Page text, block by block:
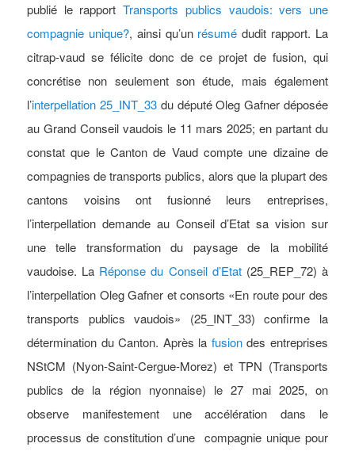
publié le rapportTransports publics vaudois: vers une
compagnie unique?, ainsi qu’un résumé dudit rapport. La
citrap-vaud se félicite donc de ce projet de fusion, qui
concrétise non seulement son étude, mais également
l’interpellation 25_INT_33du député Oleg Gafner déposée
au Grand Conseil vaudois le 11 mars 2025; en partant du
constat que le Canton de Vaud compte une dizaine de
compagnies de transports publics, alors que la plupart des
cantons voisins ont fusionné leurs entreprises,
l’interpellation demande au Conseil d’Etat sa vision sur
une telle transformation du paysage de la mobilité
vaudoise. La Réponse du Conseil d’Etat(25_REP_72) à
l’interpellation Oleg Gafner et consorts «En route pour des
transports publics vaudois» (25_INT_33) confirme la
détermination du Canton. Après la fusiondes entreprises
NStCM (Nyon-Saint-Cergue-Morez) et TPN (Transports
publics de la région nyonnaise) le 27 mai 2025, on
observe manifestement une accélération dans le
processus de constitution d’une compagnie unique pour